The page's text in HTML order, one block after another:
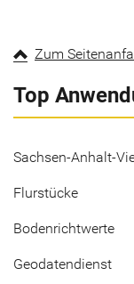
Zum
Top
Sachsen-Anhalt-
Flurstücke
Bodenrichtwerte
Geodatendienst